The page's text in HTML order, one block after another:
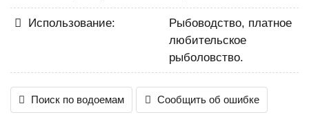
Использование:
Рыбоводство, платное
любительское
рыболовство.
Поиск по водоемам Сообщить об ошибке